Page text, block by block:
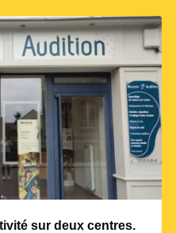
sur deux centres.